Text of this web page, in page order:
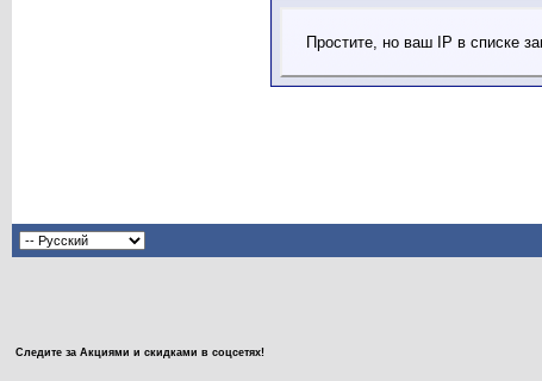
Простите, но ваш IP в списке
Следите за Акциями и скидками в соцсетях!